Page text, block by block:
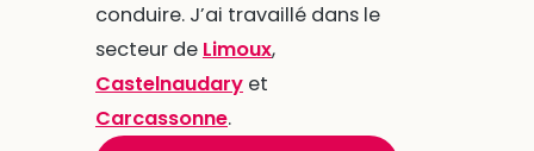
conduire. J’ai travaillé dans le
secteur de Limoux,
Castelnaudaryet
Carcassonne.